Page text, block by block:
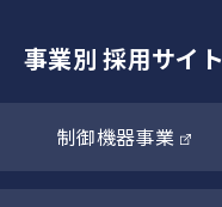
事業別 採用サイト
制御機器事業